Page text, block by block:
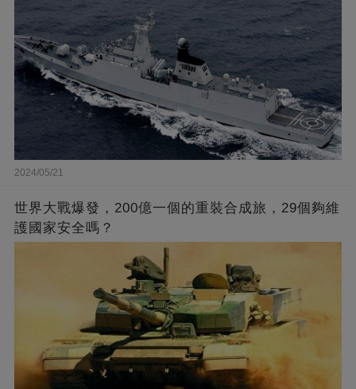
2024/05/21
世界大戰爆發，200億一個的重裝合成旅，29個夠維
護國家安全嗎？